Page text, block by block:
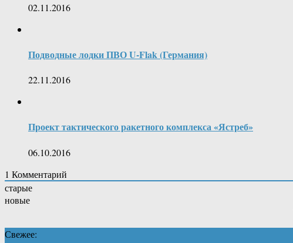
02.11.2016
Подводные лодки ПВО U-Flak (Германия)
22.11.2016
Проект тактического ракетного комплекса «Ястреб»
06.10.2016
1 Комментарий
старые
новые
Свежее: